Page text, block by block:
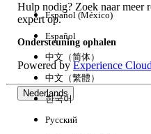
Hulp nodig? Zoek naar meer
expert op.
Ondersteuning ophalen
Powered byExperience Cloud
Nederlands
Español (México)
Español
中文（简体）
中文（繁體）
한국어
Русский